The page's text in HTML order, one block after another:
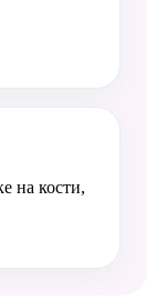
на кости,